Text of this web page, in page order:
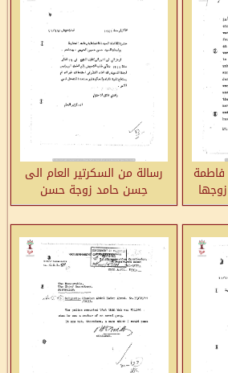
رسالة من السكرتير العام الى
حِسن حامد زوجة حسن
الحريمي بخصوص رفض طلب
التعويض